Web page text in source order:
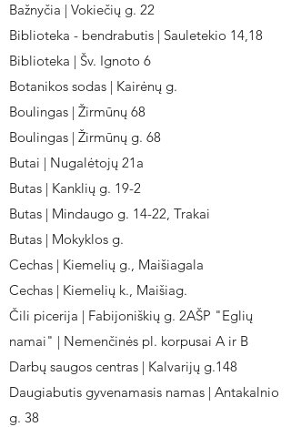
Bažnyčia | Vokiečių g. 22
Biblioteka - bendrabutis | Sauletekio 14,18
Biblioteka | Šv. Ignoto 6
Botanikos sodas | Kairėnų g.
Boulingas | Žirmūnų 68
Boulingas | Žirmūnų g. 68
Butai | Nugalėtojų 21a
Butas | Kanklių g. 19-2
Butas | Mindaugo g. 14-22, Trakai
Butas | Mokyklos g.
Cechas | Kiemelių g., Maišiagala
Cechas | Kiemelių k., Maišiag.
Čili picerija | Fabijoniškių g. 2AŠP "Eglių
namai" | Nemenčinės pl. korpusai A ir B
Darbų saugos centras | Kalvarijų g.148
Daugiabutis gyvenamasis namas | Antakalnio
g. 38